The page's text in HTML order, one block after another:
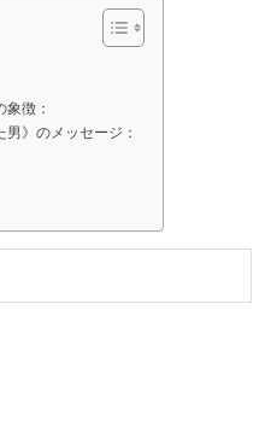
徴：
》のメッセージ：